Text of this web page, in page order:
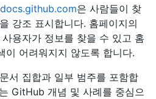
docs.github.com은 사람들이 찾
강조 표시합니다. 홈페이지의
용자가 정보를 찾을 수 있고 홈
이 어려워지지 않도록 합니다.
서 집합과 일부 범주를 포함합
GitHub 개념 및 사례를 중심으